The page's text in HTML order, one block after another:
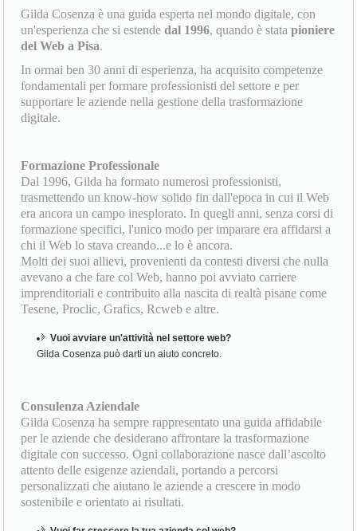
Gilda Cosenza è una guida esperta nel mondo digitale, con
un'esperienza che si estendedal 1996, quando è statapioniere
del Web a Pisa.
In ormai ben 30 anni di esperienza, ha acquisito competenze
fondamentali per formare professionisti del settore e per
supportare le aziende nella gestione della trasformazione
digitale.
Formazione Professionale
Dal 1996, Gilda ha formato numerosi professionisti,
trasmettendo un know-how solido fin dall'epoca in cui il Web
era ancora un campo inesplorato. In quegli anni, senza corsi di
formazione specifici, l'unico modo per imparare era affidarsi a
chi il Web lo stava creando...e lo è ancora.
Molti dei suoi allievi, provenienti da contesti diversi che nulla
avevano a che fare col Web, hanno poi avviato carriere
imprenditoriali e contribuito alla nascita di realtà pisane come
Tesene, Proclic, Grafics, Rcweb e altre.
Vuoi avviare un'attività nel settore web?
Gilda Cosenza può darti un aiuto concreto.
Consulenza Aziendale
Gilda Cosenza ha sempre rappresentato una guida affidabile
per le aziende che desiderano affrontare la trasformazione
digitale con successo. Ogni collaborazione nasce dall’ascolto
attento delle esigenze aziendali, portando a percorsi
personalizzati che aiutano le aziende a crescere in modo
sostenibile e orientato ai risultati.